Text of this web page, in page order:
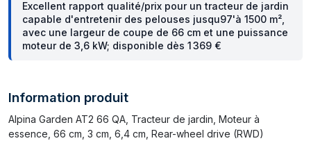
Excellent rapport qualité/prix pour un tracteur de jardin
capable d'entretenir des pelouses jusqu97'à 1500 m²,
avec une largeur de coupe de 66 cm et une puissance
moteur de 3,6 kW; disponible dès 1 369 €
Information produit
Alpina Garden AT2 66 QA, Tracteur de jardin, Moteur à
essence, 66 cm, 3 cm, 6,4 cm, Rear-wheel drive (RWD)